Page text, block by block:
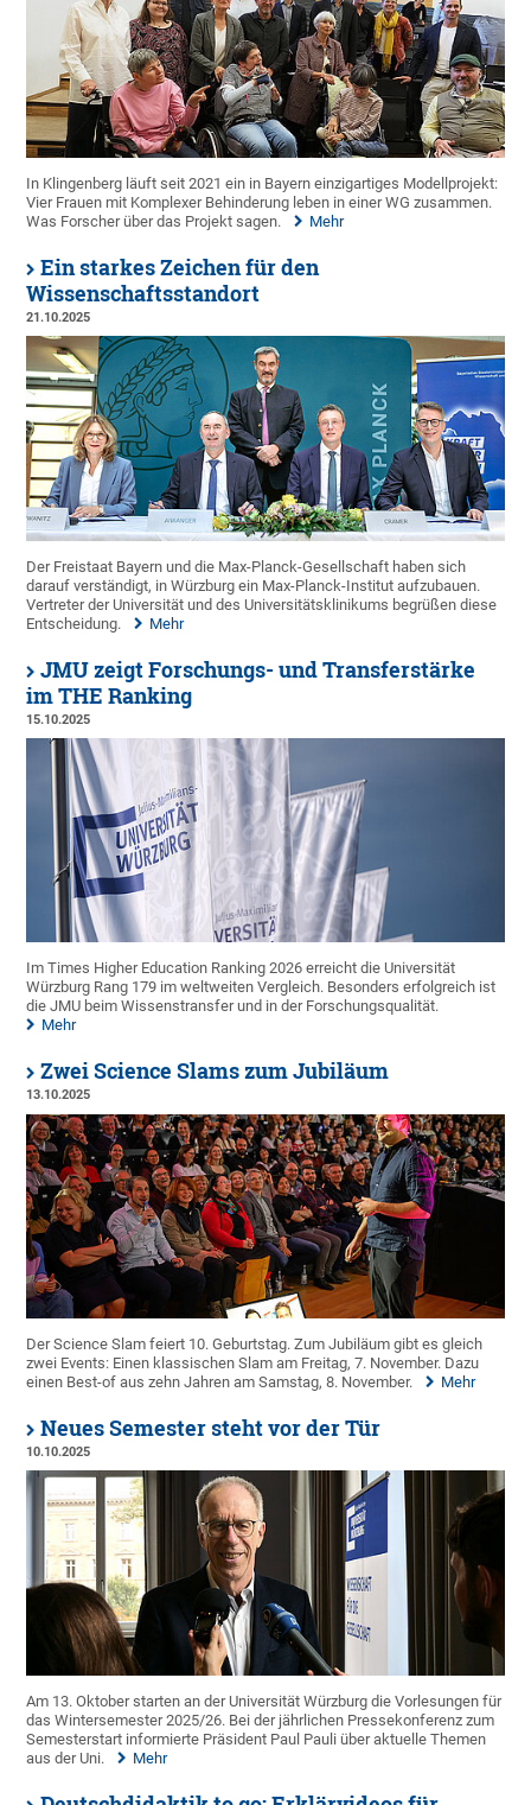
In Klingenberg läuft seit 2021 ein in Bayern einzigartiges Modellprojekt:
Vier Frauen mit Komplexer Behinderung leben in einer WG zusammen.
Was Forscher über das Projekt sagen.
Mehr
Ein starkes Zeichen für den
Wissenschaftsstandort
21.10.2025
Der Freistaat Bayern und die Max-Planck-Gesellschaft haben sich
darauf verständigt, in Würzburg ein Max-Planck-Institut aufzubauen.
Vertreter der Universität und des Universitätsklinikums begrüßen diese
Entscheidung.
Mehr
JMU zeigt Forschungs- und Transferstärke
im THE Ranking
15.10.2025
Im Times Higher Education Ranking 2026 erreicht die Universität
Würzburg Rang 179 im weltweiten Vergleich. Besonders erfolgreich ist
die JMU beim Wissenstransfer und in der Forschungsqualität.
Mehr
Zwei Science Slams zum Jubiläum
13.10.2025
Der Science Slam feiert 10. Geburtstag. Zum Jubiläum gibt es gleich
zwei Events: Einen klassischen Slam am Freitag, 7. November. Dazu
einen Best-of aus zehn Jahren am Samstag, 8. November.
Mehr
Neues Semester steht vor der Tür
10.10.2025
Am 13. Oktober starten an der Universität Würzburg die Vorlesungen für
das Wintersemester 2025/26. Bei der jährlichen Pressekonferenz zum
Semesterstart informierte Präsident Paul Pauli über aktuelle Themen
aus der Uni.
Mehr